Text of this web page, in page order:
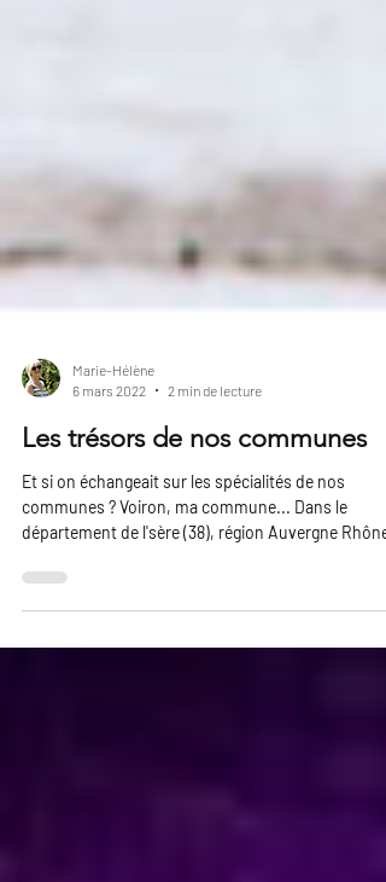
6 mars 2022
Les trésors de nos communes
Et si on échangeait sur les spécialités de nos
communes ? Voiron, ma commune... Dans le
département de l'sère (38), région Auvergne